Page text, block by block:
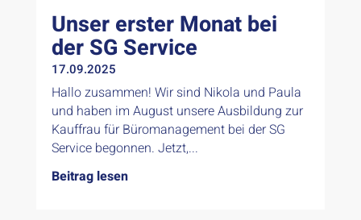
Unser erster Monat bei
der SG Service
17.09.2025
Hallo zusammen! Wir sind Nikola und Paula
und haben im August unsere Ausbildung zur
Kauffrau für Büromanagement bei der SG
Service begonnen. Jetzt,...
Beitrag lesen